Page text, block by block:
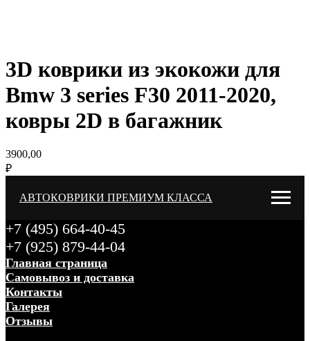
3D коврики из экокожи для
Bmw 3 series F30 2011-2020,
ковры 2D в багажник
3900,00
₽
АВТОКОВРИКИ ПРЕМИУМ КЛАССА
+7 (495) 664-40-45
+7 (925) 879-44-04
Главная страница
Самовывоз и доставка
Контакты
Галерея
Отзывы